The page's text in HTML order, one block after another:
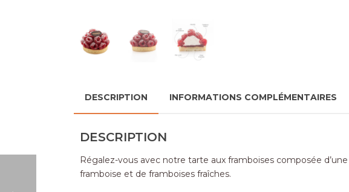
DESCRIPTION INFORMATIONS COMPLÉMENTAIRES
DESCRIPTION
Régalez-vous avec notre tarte aux framboises composée
framboise et de framboises fraîches.